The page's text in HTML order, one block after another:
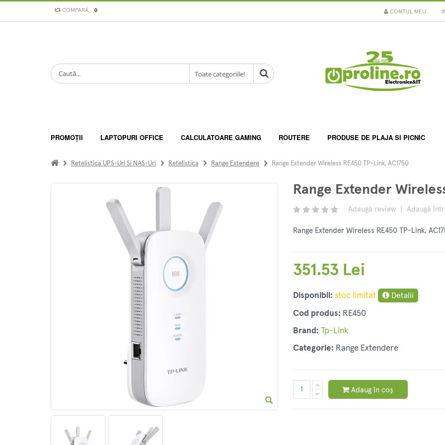
COMPARĂ 0 CONTUL MEU
PROMOȚII LAPTOPURI OFFICE CALCULATOARE GAMING ROUTERE PRODUSE DE PLAJA SI PICNIC
Retelistica UPS-Uri Si NAS-Uri Retelistica Range Extendere Range Extender Wireless RE450 TP-Link, AC1750
Range Extender
Adaugă review Adaugă
Range Extender Wireless RE450 TP-Link,
351.53 Lei
Disponibil: stoc limitat Detalii
Cod produs: RE450
Brand: Tp-Link
Categorie: Range Extendere
Adaug în coș